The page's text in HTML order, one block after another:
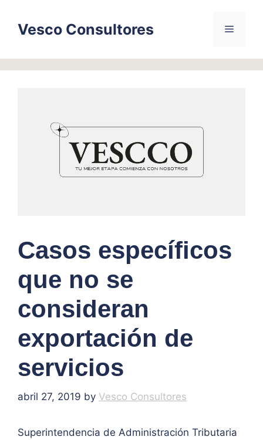
contentVesco Consultores Menu
Casos específicos
que no se
consideran
exportación de
servicios
abril 27, 2019 by Vesco Consultores
Superintendencia de Administración Tributaria